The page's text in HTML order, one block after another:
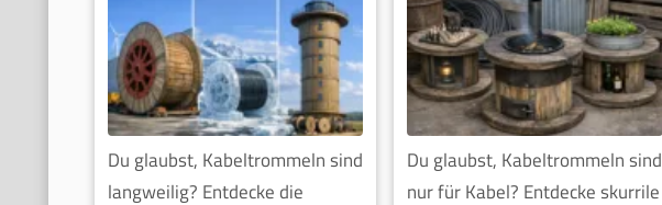
Du glaubst, Kabeltrommeln sind
langweilig? Entdecke die
Du glaubst, Kabeltrommeln sind
nur für Kabel? Entdecke skurrile